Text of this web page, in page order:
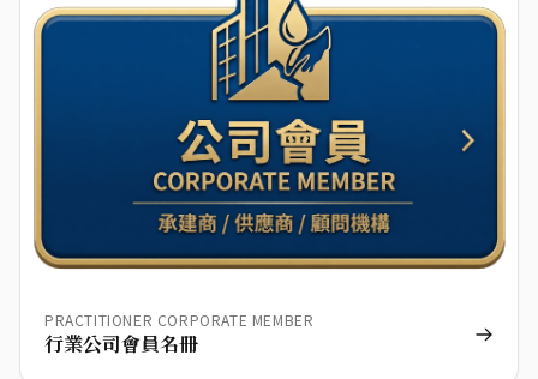
PRACTITIONER CORPORATE MEMBER
行業公司會員名冊